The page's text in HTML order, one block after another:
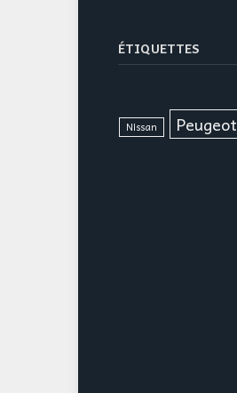
ÉTIQUETTES
Nissan Peugeot